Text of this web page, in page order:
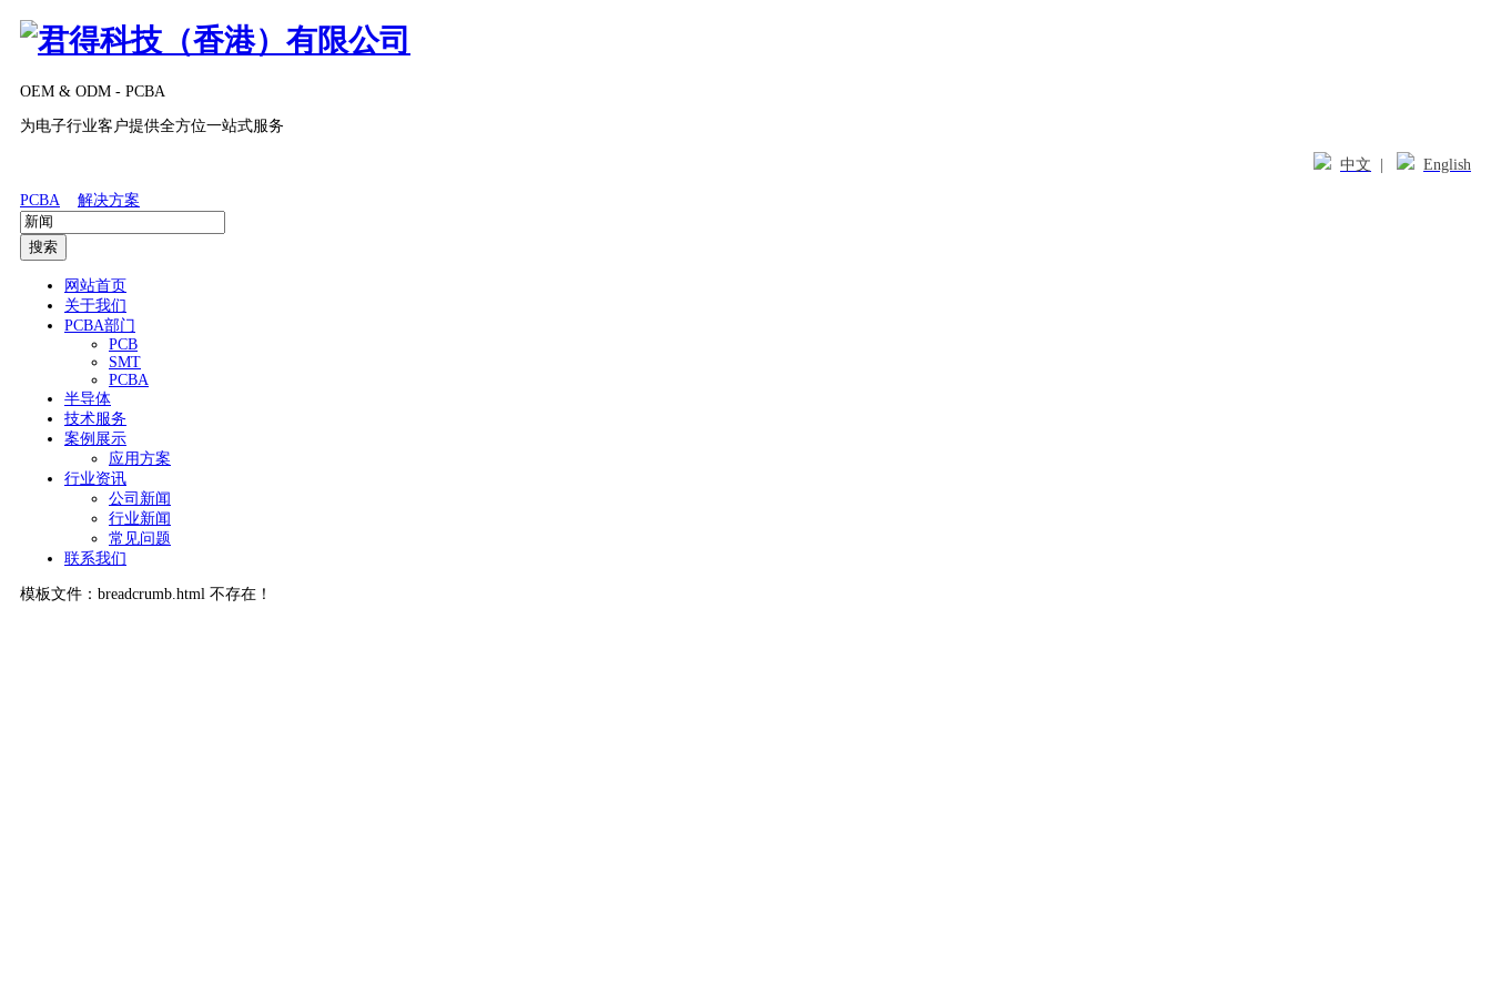
OEM & ODM - PCBA
为电子行业客户提供全方位一站式服务
中文 English
PCBA 解决方案
搜索
网站首页
关于我们
PCBA部门
PCB
SMT
PCBA
半导体
技术服务
案例展示
应用方案
行业资讯
公司新闻
行业新闻
常见问题
联系我们
模板文件：breadcrumb.html 不存在！